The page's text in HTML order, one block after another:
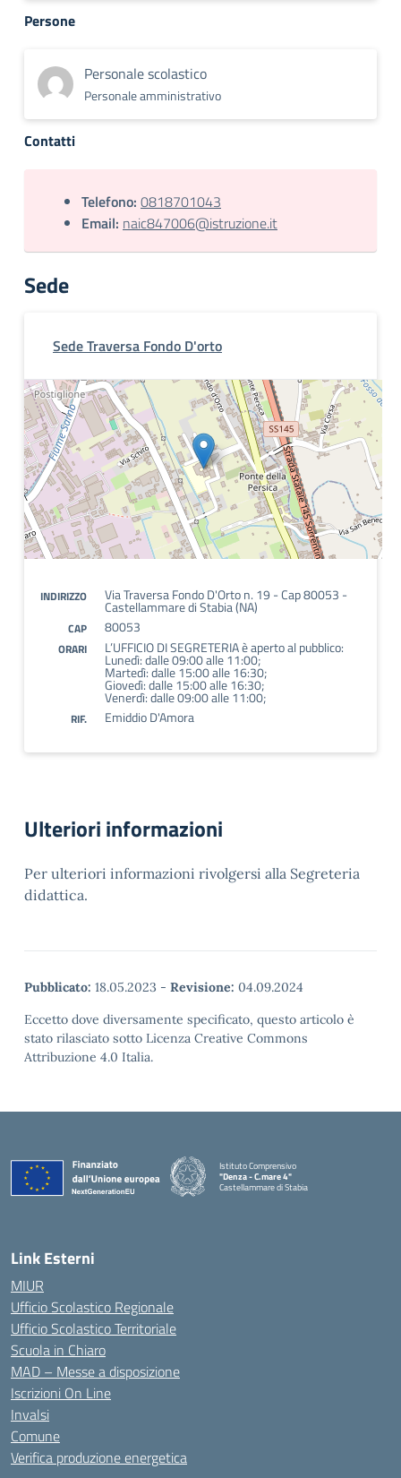
Persone
Personale scolastico
Personale amministrativo
Contatti
Telefono: 0818701043
Email: naic847006@istruzione.it
Sede
Sede Traversa Fondo D'orto
INDIRIZZO Via Traversa Fondo D'Orto n. 19 - Cap 80053 -
Castellammare di Stabia (NA)
CAP 80053
ORARI L’UFFICIO DI SEGRETERIA è aperto al pubblico:
Lunedì: dalle 09:00 alle 11:00;
Martedì: dalle 15:00 alle 16:30;
Giovedì: dalle 15:00 alle 16:30;
Venerdì: dalle 09:00 alle 11:00;
RIF. Emiddio D'Amora
Ulteriori informazioni
Per ulteriori informazioni rivolgersi alla Segreteria
didattica.
Pubblicato: 18.05.2023 - Revisione: 04.09.2024
Eccetto dove diversamente specificato, questo articolo è
stato rilasciato sotto Licenza Creative Commons
Attribuzione 4.0 Italia.
Istituto Comprensivo
"Denza - C.mare 4"
Castellammare di Stabia
Link Esterni
MIUR
Ufficio Scolastico Regionale
Ufficio Scolastico Territoriale
Scuola in Chiaro
MAD – Messe a disposizione
Iscrizioni On Line
Invalsi
Comune
Verifica produzione energetica